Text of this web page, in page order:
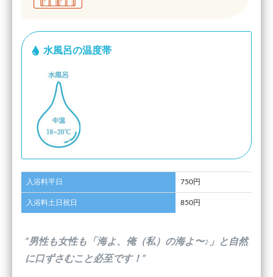
水風呂の温度帯
入浴料平日 750円
入浴料土日祝日 850円
”男性も女性も「海よ、俺（私）の海よ〜♪」と自然
に口ずさむこと必至です！”